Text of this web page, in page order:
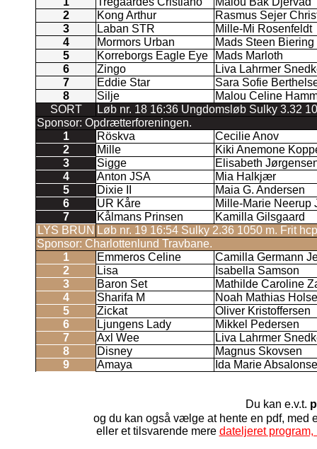
2
Kong Arthur
Rasmus Sejer
3
Laban STR
Mille-Mi Rosenfeldt
4
Mormors Urban
Mads Steen
5
Korreborgs Eagle Eye
Mads Marloth
6
Zingo
Liva Lahrmer
7
Eddie Star
Sara Sofie
8
Silje
Malou Celine
SORT
Løb nr. 18 16:36 Ungdomsløb Sulky 3.32
Sponsor: Opdrætterforeningen.
1
Röskva
Cecilie Anov
2
Mille
Kiki Anemone
3
Sigge
Elisabeth
4
Anton JSA
Mia Halkjær
5
Dixie II
Maia G. Andersen
6
UR Kåre
Mille-Marie Neerup
7
Kålmans Prinsen
Kamilla Gilsgaard
LYS BRUN Løb nr. 19 16:54 Sulky 2.36 1050 m. Frit hcp
Sponsor: Charlottenlund Travbane.
1
Emmeros Celine
Camilla Germann
2
Lisa
Isabella Samson
3
Baron Set
Mathilde Caroline
4
Sharifa M
Noah Mathias Holse
5
Zickat
Oliver Kristoffersen
6
Ljungens Lady
Mikkel Pedersen
7
Axl Wee
Liva Lahrmer
8
Disney
Magnus Skovsen
9
Amaya Ida Marie
Du kan e.v.t.
og du kan også vælge at hente en pdf, med
eller et tilsvarende mere dateljeret